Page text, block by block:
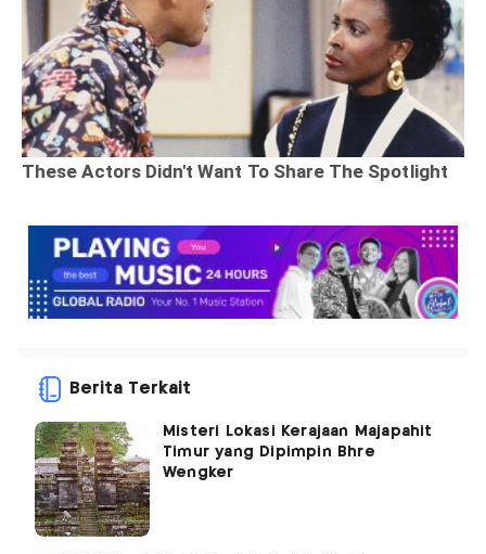
Berita Terkait
Misteri Lokasi Kerajaan Majapahit
Timur yang Dipimpin Bhre
Wengker